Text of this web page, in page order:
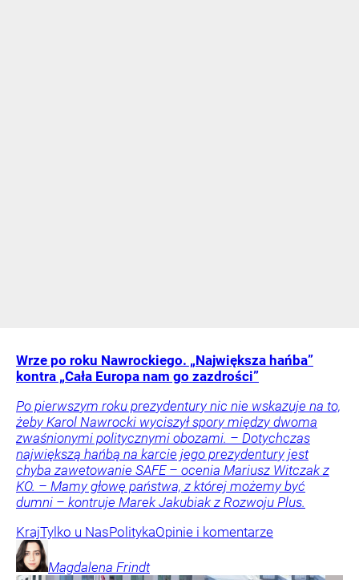
Wrze po roku Nawrockiego. „Największa hańba”
kontra „Cała Europa nam go zazdrości”
Po pierwszym roku prezydentury nic nie wskazuje na to,
żeby Karol Nawrocki wyciszył spory między dwoma
zwaśnionymi politycznymi obozami. – Dotychczas
największą hańbą na karcie jego prezydentury jest
chyba zawetowanie SAFE – ocenia Mariusz Witczak z
KO. – Mamy głowę państwa, z której możemy być
dumni – kontruje Marek Jakubiak z Rozwoju Plus.
KrajTylko u NasPolitykaOpinie i komentarze
Magdalena Frindt